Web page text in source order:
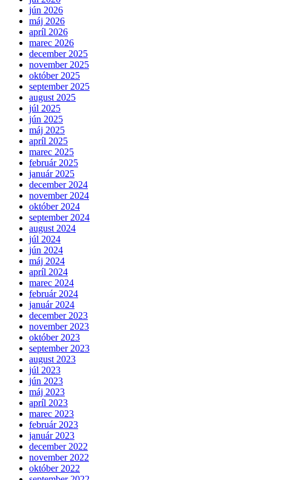
jún 2026
máj 2026
apríl 2026
marec 2026
december 2025
november 2025
október 2025
september 2025
august 2025
júl 2025
jún 2025
máj 2025
apríl 2025
marec 2025
február 2025
január 2025
december 2024
november 2024
október 2024
september 2024
august 2024
júl 2024
jún 2024
máj 2024
apríl 2024
marec 2024
február 2024
január 2024
december 2023
november 2023
október 2023
september 2023
august 2023
júl 2023
jún 2023
máj 2023
apríl 2023
marec 2023
február 2023
január 2023
december 2022
november 2022
október 2022